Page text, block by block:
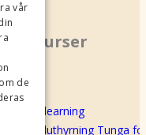
Kurser
E-learning
Biluthyrning Tunga
vår
de